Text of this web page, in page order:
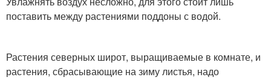
поставить между растениями поддоны с водой.
Растения северных широт, выращиваемые в комнате, и
растения, сбрасывающие на зиму листья, надо